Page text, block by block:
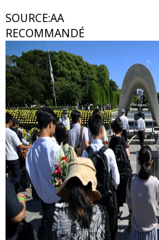
SOURCE:AA
RECOMMANDÉ